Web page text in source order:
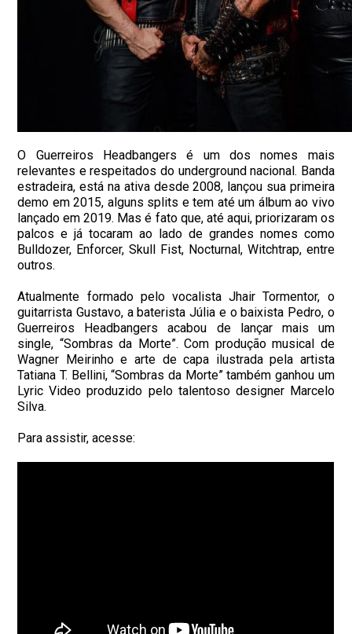
O Guerreiros Headbangers é um dos nomes mais
relevantes e respeitados do underground nacional. Banda
estradeira, está na ativa desde 2008, lançou sua primeira
demo em 2015, alguns splits e tem até um álbum ao vivo
lançado em 2019. Mas é fato que, até aqui, priorizaram os
palcos e já tocaram ao lado de grandes nomes como
Bulldozer, Enforcer, Skull Fist, Nocturnal, Witchtrap, entre
outros.
Atualmente formado pelo vocalista Jhair Tormentor, o
guitarrista Gustavo, a baterista Júlia e o baixista Pedro, o
Guerreiros Headbangers acabou de lançar mais um
single, “Sombras da Morte”. Com produção musical de
Wagner Meirinho e arte de capa ilustrada pela artista
Tatiana T. Bellini, “Sombras da Morte” também ganhou um
Lyric Video produzido pelo talentoso designer Marcelo
Silva.
Para assistir, acesse: